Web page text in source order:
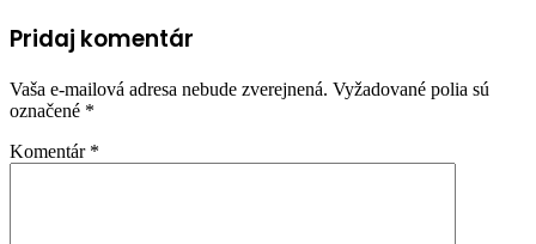
Pridaj komentár
Vaša e-mailová adresa nebude zverejnená. Vyžadované polia sú
označené *
Komentár *